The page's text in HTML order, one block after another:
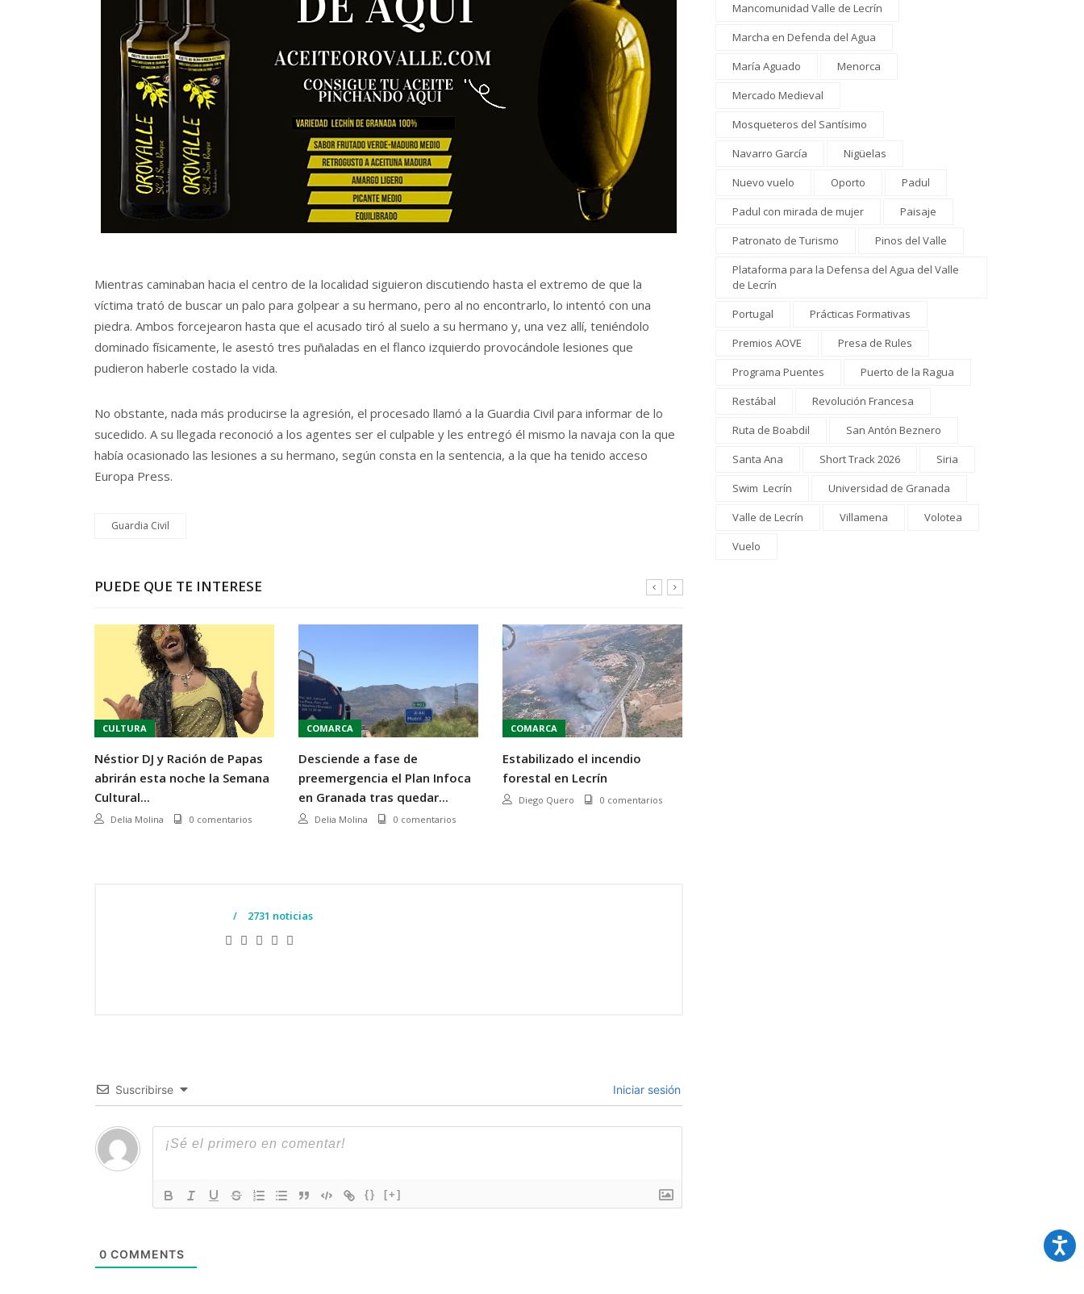
Mientras caminaban hacia el centro de la localidad siguieron discutiendo hasta el extremo de que la
víctima trató de buscar un palo para golpear a su hermano, pero al no encontrarlo, lo intentó con una
piedra. Ambos forcejearon hasta que el acusado tiró al suelo a su hermano y, una vez allí, teniéndolo
dominado físicamente, le asestó tres puñaladas en el flanco izquierdo provocándole lesiones que
pudieron haberle costado la vida.
No obstante, nada más producirse la agresión, el procesado llamó a la Guardia Civil para informar de lo
sucedido. A su llegada reconoció a los agentes ser el culpable y les entregó él mismo la navaja con la que
había ocasionado las lesiones a su hermano, según consta en la sentencia, a la que ha tenido acceso
Europa Press.
Guardia Civil
PUEDE QUE TE INTERESE
CULTURA
Néstior DJ y Ración de Papas
abrirán esta noche la Semana
Cultural...
Delia Molina 0 comentarios
COMARCA
Desciende a fase de
preemergencia el Plan Infoca
en Granada tras quedar...
Delia Molina 0 comentarios
COMARCA
Estabilizado el incendio
forestal en Lecrín
Diego Quero 0 comentarios
2731 noticias
Suscribirse Iniciar sesión
{} [+]
0 COMMENTS
Mancomunidad Valle de Lecrín
Marcha en Defenda del Agua
María Aguado
Menorca
Mercado Medieval
Mosqueteros del Santísimo
Navarro García
Nigüelas
Nuevo vuelo
Oporto
Padul
Padul con mirada de mujer
Paisaje
Patronato de Turismo
Pinos del Valle
Plataforma para la Defensa del Agua del Valle
de Lecrín
Portugal
Prácticas Formativas
Premios AOVE
Presa de Rules
Programa Puentes
Puerto de la Ragua
Restábal
Revolución Francesa
Ruta de Boabdil
San Antón Beznero
Santa Ana
Short Track 2026
Siria
Swim Lecrín
Universidad de Granada
Valle de Lecrín
Villamena
Volotea
Vuelo